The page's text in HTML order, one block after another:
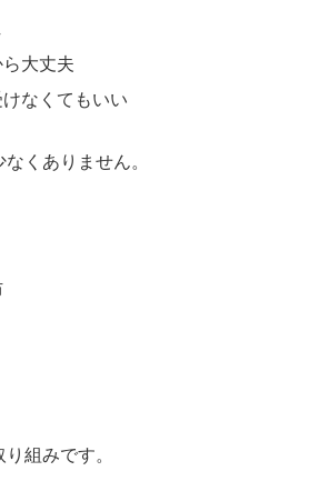
大丈夫
なくてもいい
くありません。
組みです。